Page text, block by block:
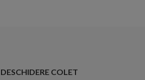
DESCHIDERE COLET